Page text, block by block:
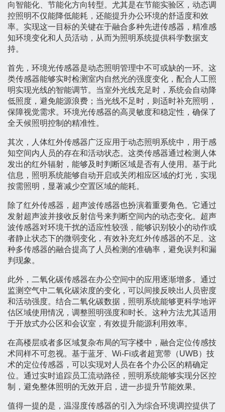
向智能化、节能化方向转型。尤其是在节能实验区，动态调
控照明不仅能降低能耗，还能提升办公环境的舒适度和效
率。实现这一目标的关键在于融合多种先进传感器，精准感
知环境变化和人员活动，从而为照明系统提供科学数据支
持。
首先，环境光传感器是动态照明管理中不可或缺的一环。这
类传感器能够实时检测室内自然光的强度变化，配合人工照
明实现光线的智能调节。当室外光线充足时，系统会自动降
低照度，避免能源浪费；当光线不足时，则适时补充照明，
保障视觉需求。环境光传感器的高灵敏度和稳定性，确保了
全天候照明控制的精准性。
其次，人体红外传感器广泛应用于动态照明系统中，用于感
知空间内人员的存在和活动状态。这类传感器通过检测人体
发出的红外辐射，能够及时判断区域是否有人使用。基于此
信息，照明系统能够自动开启或关闭相应区域的灯光，实现
按需照明，显著减少空置区域的能耗。
除了红外传感器，超声波传感器也扮演着重要角色。它通过
发射超声波并接收反射信号来判断空间内的动态变化。超声
波传感器对环境干扰的适应性较强，能够识别较小的动作或
者静止状态下的微弱变化，有效补充红外传感器的不足。这
种多传感器的融合提高了人员检测的准确率，避免误判和漏
判现象。
此外，二氧化碳传感器在办公空间中的应用逐渐增多。通过
监测空气中二氧化碳浓度的变化，可以间接反映出人员密度
和活动强度。结合二氧化碳数据，照明系统能够更科学地评
估区域使用情况，调整照明强度和时长。这种方法尤其适用
于开放式办公区和会议室，有效提升能源利用效率。
在高楼层或者多区域复杂布局的写字楼中，融合定位传感技
术同样不可忽视。基于蓝牙、Wi-Fi或者超宽带（UWB）技
术的定位传感器，可以实现对人员在各个办公区的精确定
位。通过实时追踪员工流动路径，照明系统能够实现分区控
制，避免整体照明的无效开启，进一步提升节能效果。
值得一提的是，温湿度传感器的引入为综合环境调控提供了